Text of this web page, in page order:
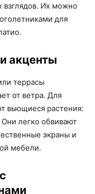
взглядов. Их можно
для
акценты
террасы
от ветра. Для
вьющиеся растения:
легко обвивают
экраны и
мебели.